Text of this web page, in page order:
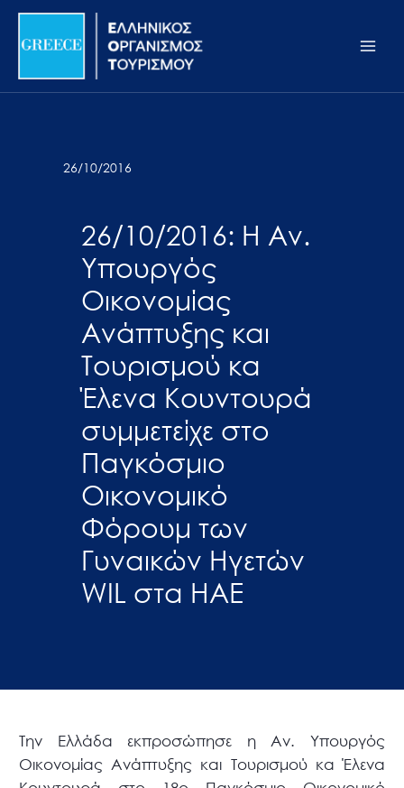
Σημείωση:
ιστότοπος
προσβασιμότητας.
Μετάβαση
περιεχόμενο
26/10/2016
26/10/2016: Η Αν.
Υπουργός
Οικονομίας
Ανάπτυξης και
Τουρισμού κα
Έλενα Κουντουρά
συμμετείχε στο
Παγκόσμιο
Οικονομικό
Φόρουμ των
Γυναικών Ηγετών
WIL στα ΗΑΕ
Την Ελλάδα εκπροσώπησε η Αν. Υπουργός
Οικονομίας Ανάπτυξης και Τουρισμού κα Έλενα